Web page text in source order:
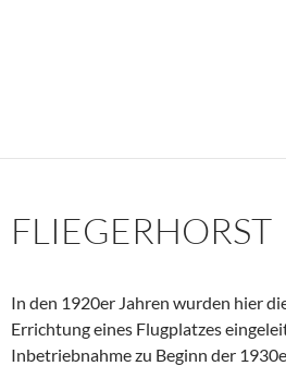
FLIEGERHORST
In den 1920er Jahren wurden hier
Errichtung eines Flugplatzes
Inbetriebnahme zu Beginn der